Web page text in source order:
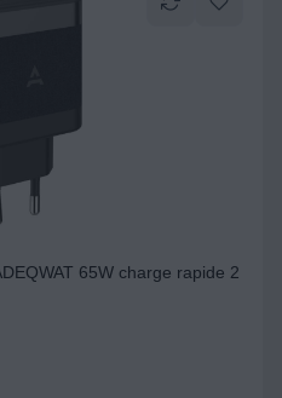
65W charge rapide 2